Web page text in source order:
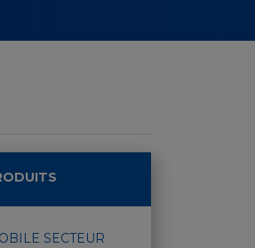
SECTEUR